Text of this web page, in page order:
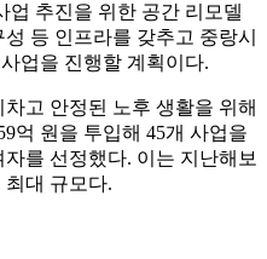
업 추진을 위한 공간 리모델
등 인프라를 갖추고 중랑시
업을 진행할 계획이다.
고 안정된 노후 생활을 위해
억 원을 투입해 45개 사업을
를 선정했다. 이는 지난해보
최대 규모다.